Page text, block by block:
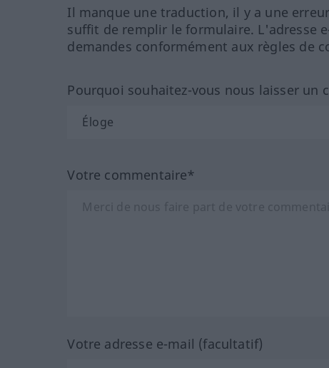
Il manque une traduction, il y a une
suffit de remplir le formulaire. L'adresse
demandes conformément aux règles de
Pourquoi souhaitez-vous nous laisser un
Votre commentaire*
Votre adresse e-mail (facultatif)